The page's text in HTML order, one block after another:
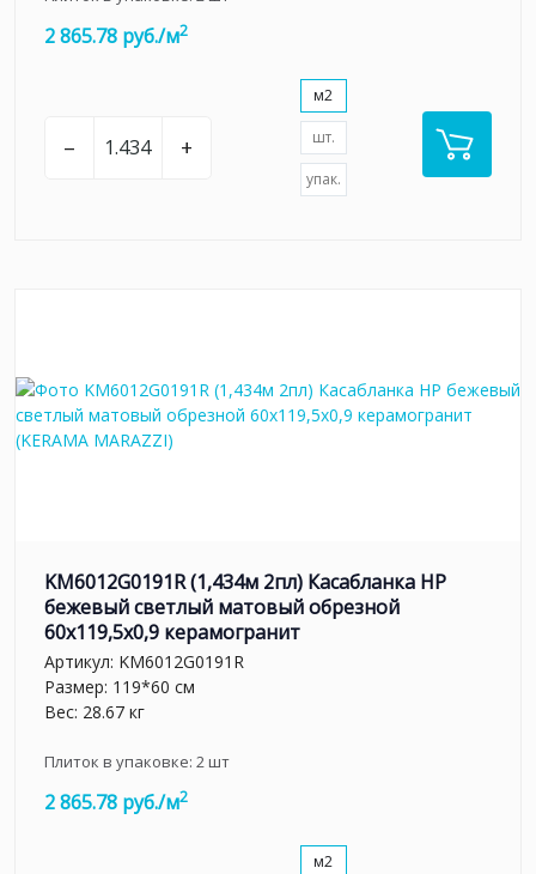
2 865.78 руб./м2
– +
м2
шт.
упак.
KM6012G0191R (1,434м 2пл) Касабланка HP
бежевый светлый матовый обрезной
60x119,5x0,9 керамогранит
Артикул: KM6012G0191R
Размер: 119*60 см
Вес: 28.67 кг
Плиток в упаковке: 2шт
2 865.78 руб./м2
м2